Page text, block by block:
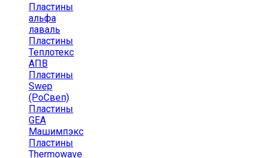
Пластины
альфа
лаваль
Пластины
Теплотекс
АПВ
Пластины
Swep
(РоСвеп)
Пластины
GEA
Машимпэкс
Пластины
Thermowave